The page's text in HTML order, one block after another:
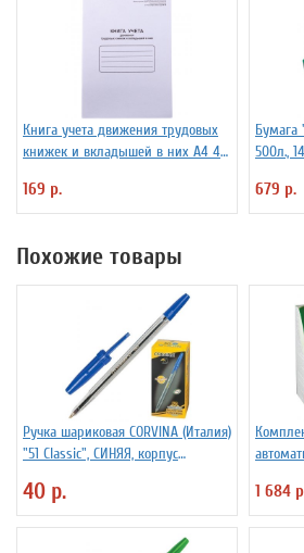
Книга учета движения трудовых
книжек и вкладышей в них А4 48
169 р.
Бумага
500л.,
679 р.
Похожие товары
Ручка шариковая CORVINA (Италия)
"51 Classic", СИНЯЯ, корпус
письма 0,7 мм, 40163
40 р.
шелка
1 684